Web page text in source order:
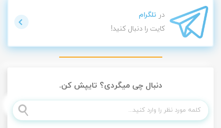
در تلگرام
کایت را دنبال کنید!
دنبال چی میگردی؟ تایپش کن.